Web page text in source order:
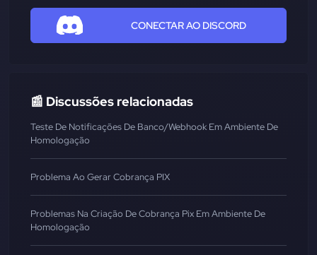
CONECTAR AO DISCORD
📰 Discussões relacionadas
Teste De Notificações De Banco/Webhook Em Ambiente De
Homologação
Problema Ao Gerar Cobrança PIX
Problemas Na Criação De Cobrança Pix Em Ambiente De
Homologação